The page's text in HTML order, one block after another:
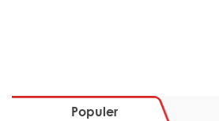
Populer